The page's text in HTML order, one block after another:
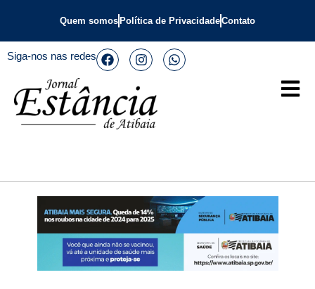
Quem somos Política de PrivacidadeContato
Siga-nos nas redes